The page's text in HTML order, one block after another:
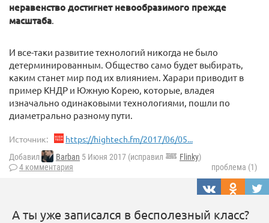
неравенство достигнет невообразимого прежде
масштаба.
И все-таки развитие технологий никогда не было
детерминированным. Общество само будет выбирать,
каким станет мир под их влиянием. Харари приводит в
пример КНДР и Южную Корею, которые, владея
изначально одинаковыми технологиями, пошли по
диаметрально разному пути.
Источник: https://hightech.fm/2017/06/05...
Добавил Barban 5 Июня 2017 (исправил Flinky)
4 комментария
проблема (1)
А ты уже записался в бесполезный класс?